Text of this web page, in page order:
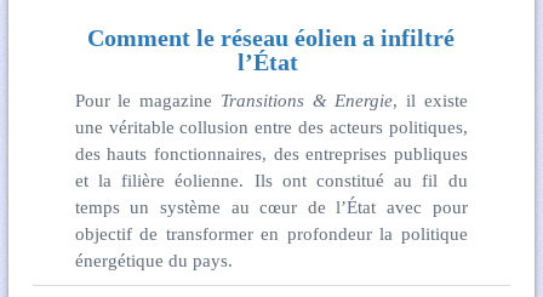
Comment le réseau éolien a infiltré
l’État
Pour le magazine Transitions & Energie, il existe
une véritable collusion entre des acteurs politiques,
des hauts fonctionnaires, des entreprises publiques
et la filière éolienne. Ils ont constitué au fil du
temps un système au cœur de l’État avec pour
objectif de transformer en profondeur la politique
énergétique du pays.